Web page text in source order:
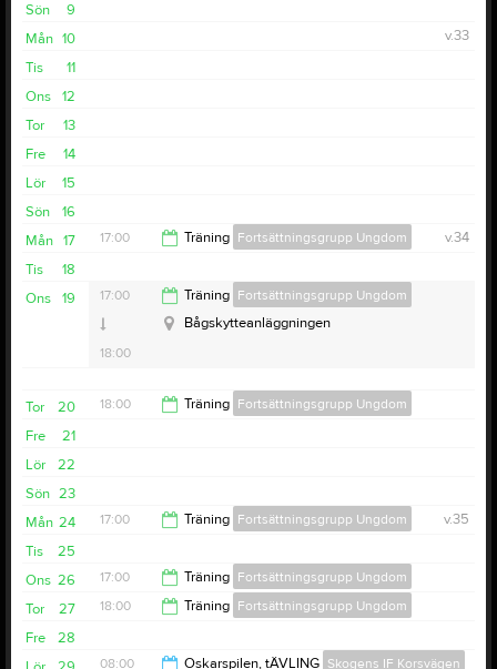
9
Sön
10
Mån
v.33
11
Tis
12
Ons
13
Tor
14
Fre
15
Lör
16
Sön
17
Mån v.34
17:00 Träning Fortsättningsgrupp Ungdom
19:00
18
Tis
19
Ons 17:00 Träning Fortsättningsgrupp Ungdom
18:00
Bågskytteanläggningen
20
Tor 18:00 Träning Fortsättningsgrupp Ungdom
21
Fre
22
Lör
23
Sön
24
Mån v.35
17:00 Träning Fortsättningsgrupp Ungdom
19:00
25
Tis
26
Ons 17:00 Träning Fortsättningsgrupp Ungdom
27
Tor 18:00 Träning Fortsättningsgrupp Ungdom
19:00
28
Fre
08:00 Oskarspilen, tÄVLING Skogens IF Korsvägen